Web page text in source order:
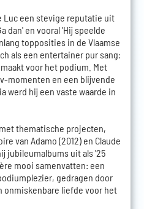
Luc een stevige reputatie uit
dan' en vooral 'Hij speelde
topposities in de Vlaamse
als een entertainer pur sang:
voor het podium. Met
momenten en een blijvende
werd hij een vaste waarde in
thematische projecten,
van Adamo (2012) en Claude
jubileumalbums uit als '25
mooi samenvatten: een
gedragen door
onmiskenbare liefde voor het